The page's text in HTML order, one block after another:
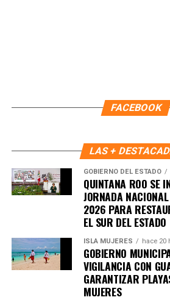
en tu teléfono.FACEBOOK
LAS +
GOBIERNO DEL ESTADO
QUINTANA ROO SE
JORNADA
2026 PARA
EL SUR DEL ESTADO
ISLA MUJERES hace 20
GOBIERNO
VIGILANCIA CON
GARANTIZAR
MUJERES